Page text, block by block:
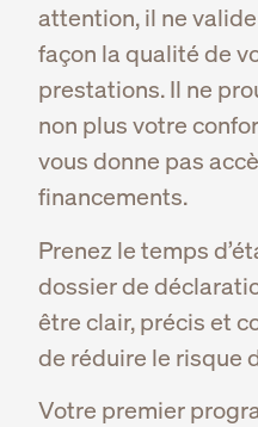
attention, il ne
façon la qualité de
prestations. Il ne
non plus votre
vous donne pas
financements.
Prenez le temps
dossier de
être clair, précis et
de réduire le risque
Votre premier